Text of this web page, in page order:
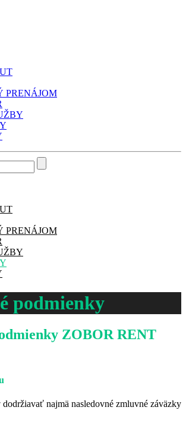
PRENÁJOM
PRENÁJOM
podmienky
ZOBOR RENT
najmä nasledovné zmluvné záväzky